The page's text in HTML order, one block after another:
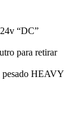
“DC”
para retirar
pesado HEAVY